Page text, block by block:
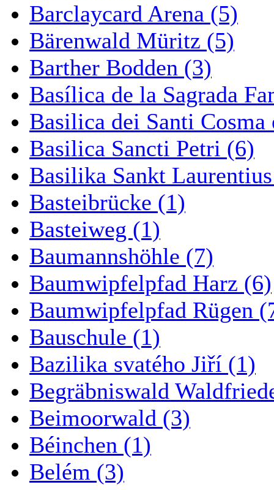
Barclaycard Arena (5)
Bärenwald Müritz (5)
Barther Bodden (3)
Basílica de la Sagrada
Basilica dei Santi
Basilica Sancti Petri (6)
Basilika Sankt
Basteibrücke (1)
Basteiweg (1)
Baumannshöhle (7)
Baumwipfelpfad Harz (6)
Baumwipfelpfad Rügen
Bauschule (1)
Bazilika svatého Jiří (1)
Begräbniswald
Beimoorwald (3)
Béinchen (1)
Belém (3)